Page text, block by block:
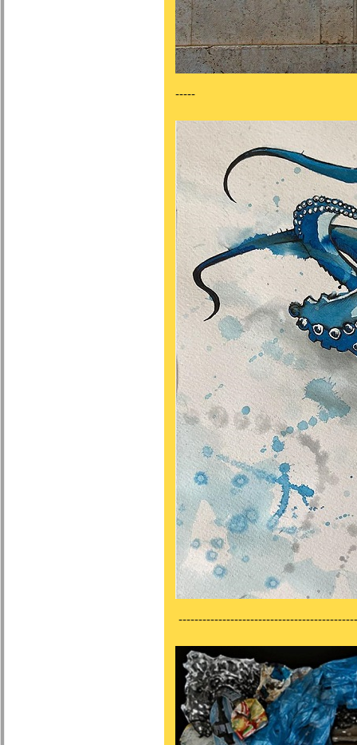
-----